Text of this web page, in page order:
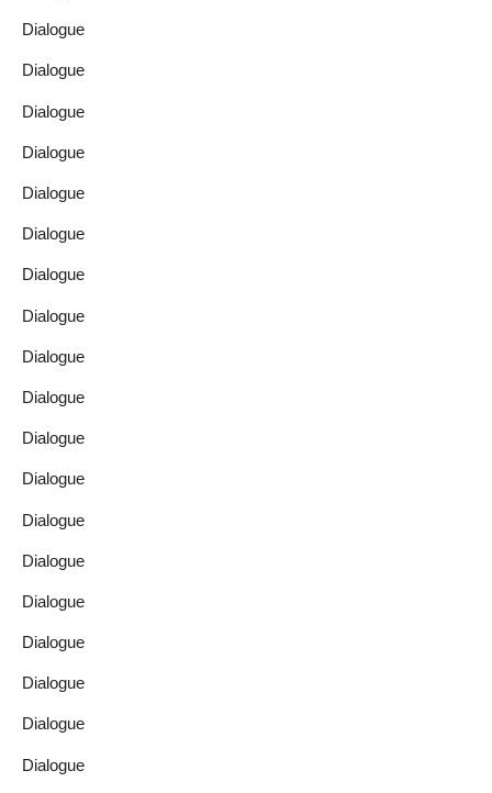
Dialogue
Dialogue
Dialogue
Dialogue
Dialogue
Dialogue
Dialogue
Dialogue
Dialogue
Dialogue
Dialogue
Dialogue
Dialogue
Dialogue
Dialogue
Dialogue
Dialogue
Dialogue
Dialogue